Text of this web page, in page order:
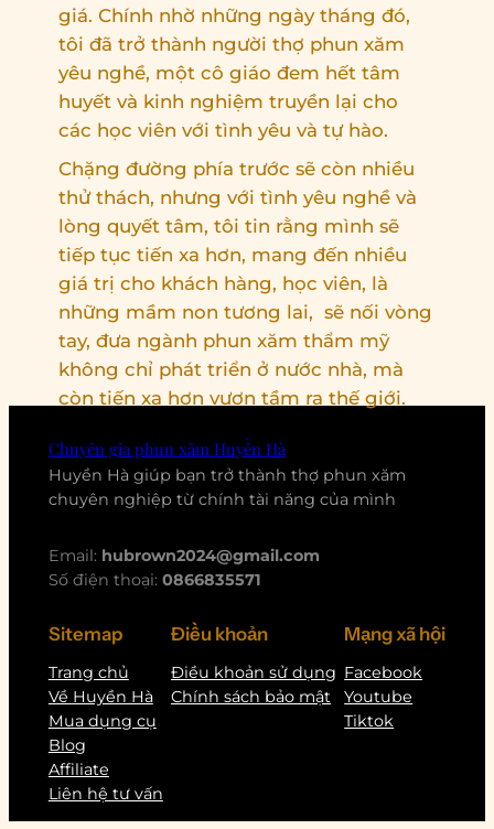
giá. Chính nhờ những ngày tháng đó,
tôi đã trở thành người thợ phun xăm
yêu nghề, một cô giáo đem hết tâm
huyết và kinh nghiệm truyền lại cho
các học viên với tình yêu và tự hào.
Chặng đường phía trước sẽ còn nhiều
thử thách, nhưng với tình yêu nghề và
lòng quyết tâm, tôi tin rằng mình sẽ
tiếp tục tiến xa hơn, mang đến nhiều
giá trị cho khách hàng, học viên, là
những mầm non tương lai, sẽ nối vòng
tay, đưa ngành phun xăm thẩm mỹ
không chỉ phát triển ở nước nhà, mà
còn tiến xa hơn vươn tầm ra thế giới.
Chuyên gia phun xăm Huyền Hà
Huyền Hà giúp bạn trở thành thợ phun xăm
chuyên nghiệp từ chính tài năng của mình
Email: hubrown2024@gmail.com
Số điện thoại: 0866835571
Sitemap
Trang chủ
Về Huyền Hà
Mua dụng cụ
Blog
Affiliate
Liên hệ tư vấn
Điều khoản
Điều khoản sử dụng
Chính sách bảo mật
Mạng xã hội
Facebook
Youtube
Tiktok